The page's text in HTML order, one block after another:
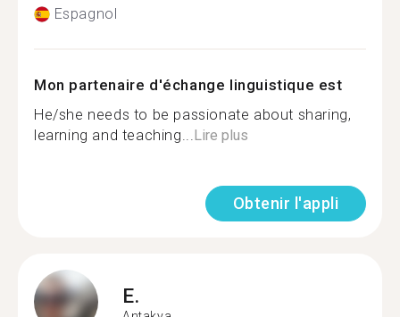
Espagnol
Mon partenaire d'échange linguistique est
He/she needs to be passionate about sharing,
learning and teaching...Lire plus
Obtenir l'appli
E.